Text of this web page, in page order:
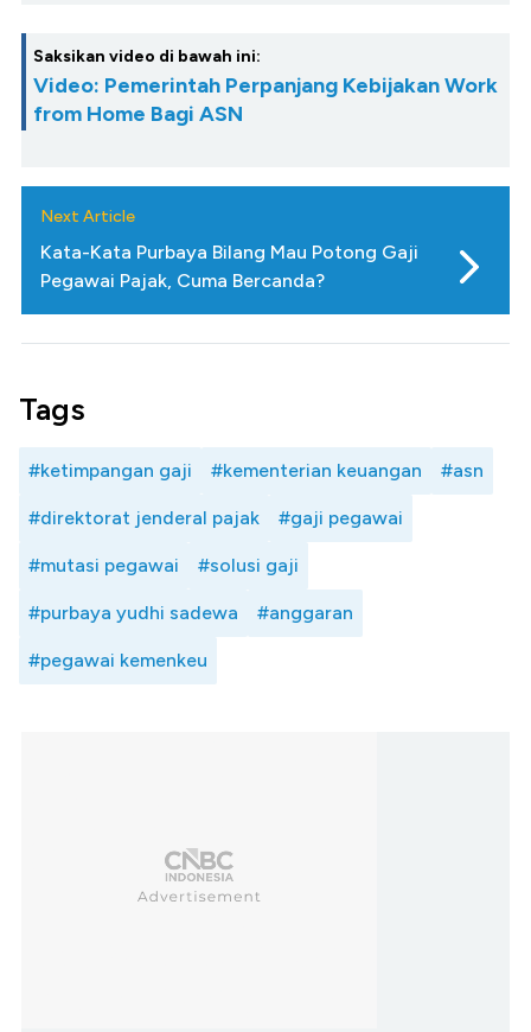
Saksikan video di bawah ini:
Video: Pemerintah Perpanjang Kebijakan Work
from Home Bagi ASN
Next Article
Kata-Kata Purbaya Bilang Mau Potong Gaji
Pegawai Pajak, Cuma Bercanda?
Tags
#ketimpangan gaji #kementerian keuangan #asn
#direktorat jenderal pajak #gaji pegawai
#mutasi pegawai #solusi gaji
#purbaya yudhi sadewa #anggaran
#pegawai kemenkeu